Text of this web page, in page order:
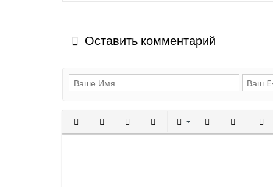
Оставить комментарий
Полужирный
КурсивПодчеркнутый
Зачеркнутый